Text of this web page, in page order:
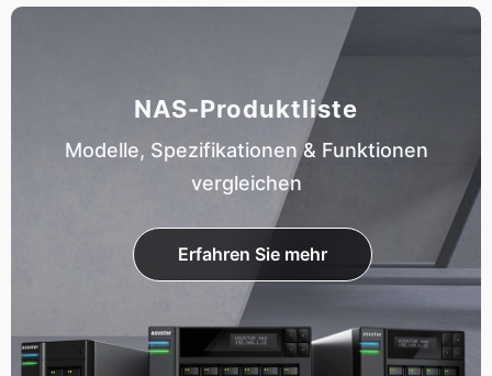
NAS-Produktliste
Modelle, Spezifikationen & Funktionen
vergleichen
Erfahren Sie mehr